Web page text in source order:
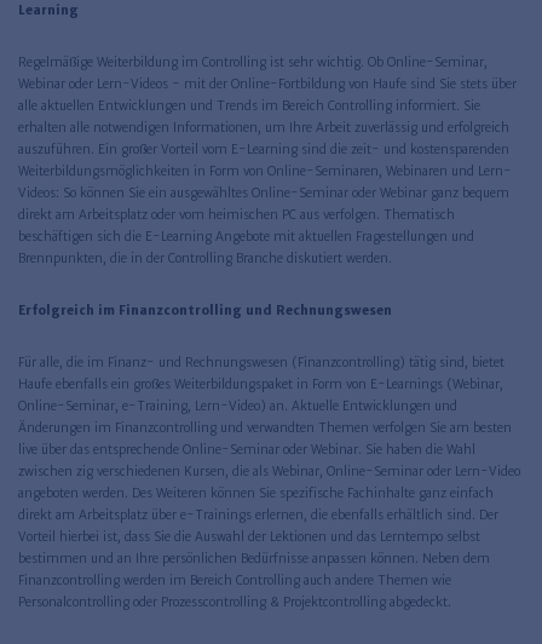
Learning
Regelmäßige Weiterbildung im Controlling ist sehr wichtig. Ob Online-Seminar,
Webinar oder Lern-Videos - mit der Online-Fortbildung von Haufe sind Sie stets über
alle aktuellen Entwicklungen und Trends im Bereich Controlling informiert. Sie
erhalten alle notwendigen Informationen, um Ihre Arbeit zuverlässig und erfolgreich
auszuführen. Ein großer Vorteil vom E-Learning sind die zeit- und kostensparenden
Weiterbildungsmöglichkeiten in Form von Online-Seminaren, Webinaren und Lern-
Videos: So können Sie ein ausgewähltes Online-Seminar oder Webinar ganz bequem
direkt am Arbeitsplatz oder vom heimischen PC aus verfolgen. Thematisch
beschäftigen sich die E-Learning Angebote mit aktuellen Fragestellungen und
Brennpunkten, die in der Controlling Branche diskutiert werden.
Erfolgreich im Finanzcontrolling und Rechnungswesen
Für alle, die im Finanz- und Rechnungswesen (Finanzcontrolling) tätig sind, bietet
Haufe ebenfalls ein großes Weiterbildungspaket in Form von E-Learnings (Webinar,
Online-Seminar, e-Training, Lern-Video) an. Aktuelle Entwicklungen und
Änderungen im Finanzcontrolling und verwandten Themen verfolgen Sie am besten
live über das entsprechende Online-Seminar oder Webinar. Sie haben die Wahl
zwischen zig verschiedenen Kursen, die als Webinar, Online-Seminar oder Lern-Video
angeboten werden. Des Weiteren können Sie spezifische Fachinhalte ganz einfach
direkt am Arbeitsplatz über e-Trainings erlernen, die ebenfalls erhältlich sind. Der
Vorteil hierbei ist, dass Sie die Auswahl der Lektionen und das Lerntempo selbst
bestimmen und an Ihre persönlichen Bedürfnisse anpassen können. Neben dem
Finanzcontrolling werden im Bereich Controlling auch andere Themen wie
Personalcontrolling oder Prozesscontrolling & Projektcontrolling abgedeckt.